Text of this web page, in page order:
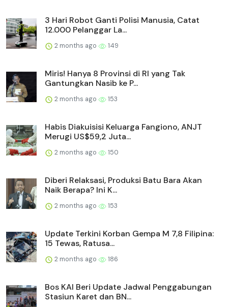
3 Hari Robot Ganti Polisi Manusia, Catat
12.000 Pelanggar La...
2 months ago 149
Miris! Hanya 8 Provinsi di RI yang Tak
Gantungkan Nasib ke P...
2 months ago 153
Habis Diakuisisi Keluarga Fangiono, ANJT
Merugi US$59,2 Juta...
2 months ago 150
Diberi Relaksasi, Produksi Batu Bara Akan
Naik Berapa? Ini K...
2 months ago 153
Update Terkini Korban Gempa M 7,8 Filipina:
15 Tewas, Ratusa...
2 months ago 186
Bos KAI Beri Update Jadwal Penggabungan
Stasiun Karet dan BN...